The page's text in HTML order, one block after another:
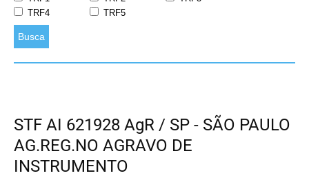
TRF4
TRF5
Busca
STF AI 621928 AgR / SP - SÃO PAULO
AG.REG.NO AGRAVO DE
INSTRUMENTO